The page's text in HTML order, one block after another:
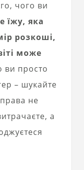
чого ви
їжу, яка
розкоші,
може
ви просто
– шукайте
не
а